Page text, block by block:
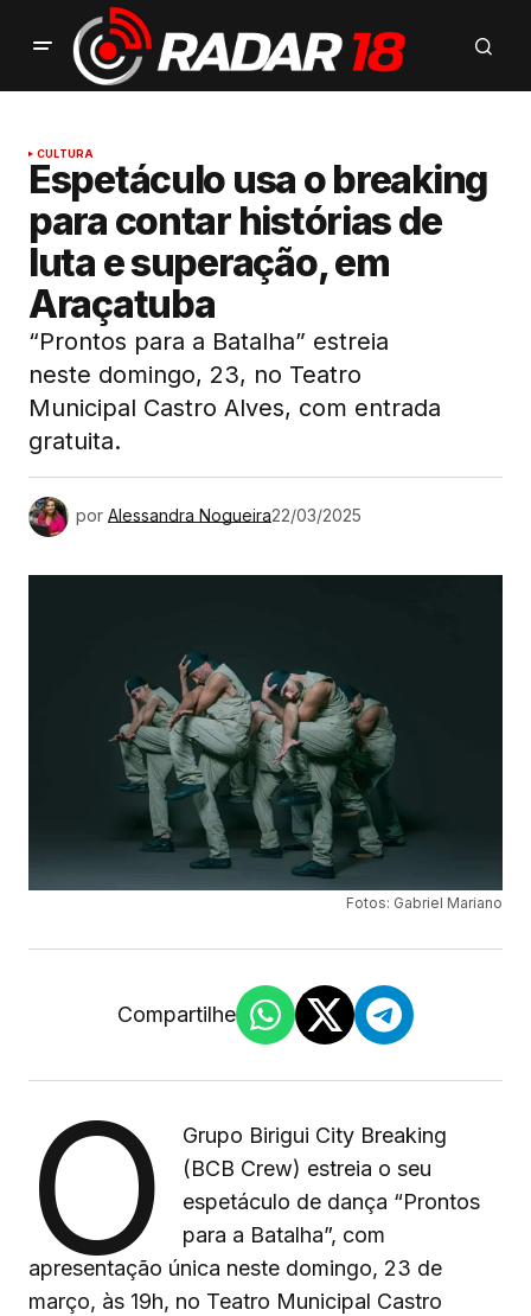
CULTURA
Espetáculo usa o breaking
para contar histórias de
luta e superação, em
Araçatuba
“Prontos para a Batalha” estreia
neste domingo, 23, no Teatro
Municipal Castro Alves, com entrada
gratuita.
por Alessandra Nogueira22/03/2025
Fotos: Gabriel Mariano
Compartilhe
O
Grupo Birigui City Breaking
(BCB Crew) estreia o seu
espetáculo de dança “Prontos
para a Batalha”, com
apresentação única neste domingo, 23 de
março, às 19h, no Teatro Municipal Castro